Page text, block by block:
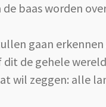
baas worden
gaan erkennen
dit de gehele
wil zeggen: alle